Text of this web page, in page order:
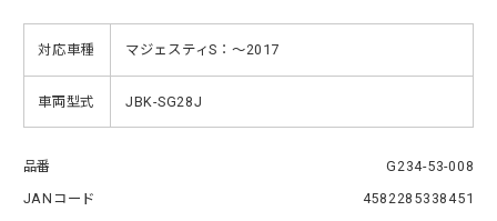
対応車種 マジェスティS：〜2017
車両型式 JBK-SG28J
品番
G234-53-008
JANコード
4582285338451